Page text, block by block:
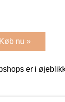
Køb nu »
er i